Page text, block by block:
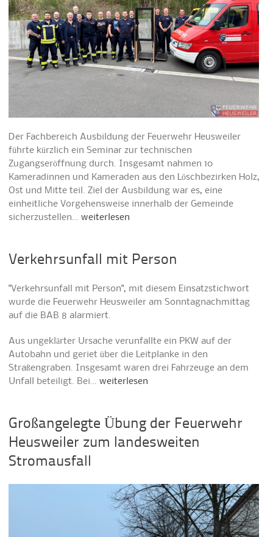
Der Fachbereich Ausbildung der Feuerwehr Heusweiler
führte kürzlich ein Seminar zur technischen
Zugangseröffnung durch. Insgesamt nahmen 10
Kameradinnen und Kameraden aus den Löschbezirken Holz,
Ost und Mitte teil. Ziel der Ausbildung war es, eine
einheitliche Vorgehensweise innerhalb der Gemeinde
sicherzustellen…weiterlesen
Verkehrsunfall mit Person
"Verkehrsunfall mit Person", mit diesem Einsatzstichwort
wurde die Feuerwehr Heusweiler am Sonntagnachmittag
auf die BAB 8 alarmiert.
Aus ungeklärter Ursache verunfallte ein PKW auf der
Autobahn und geriet über die Leitplanke in den
Straßengraben. Insgesamt waren drei Fahrzeuge an dem
Unfall beteiligt. Bei…weiterlesen
Großangelegte Übung der Feuerwehr
Heusweiler zum landesweiten
Stromausfall